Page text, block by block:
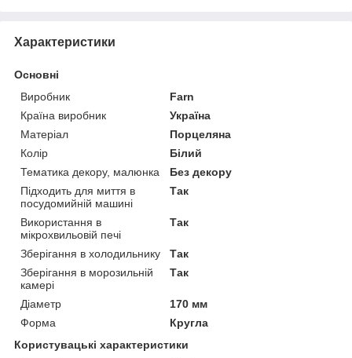
Характеристики
Основні
Виробник
Farn
Країна виробник
Україна
Матеріал
Порцеляна
Колір
Білий
Тематика декору, малюнка
Без декору
Підходить для миття в
посудомийній машині
Так
Використання в
мікрохвильовій печі
Так
Зберігання в холодильнику
Так
Зберігання в морозильній
камері
Так
Діаметр
170 мм
Форма
Кругла
Користувацькі характеристики